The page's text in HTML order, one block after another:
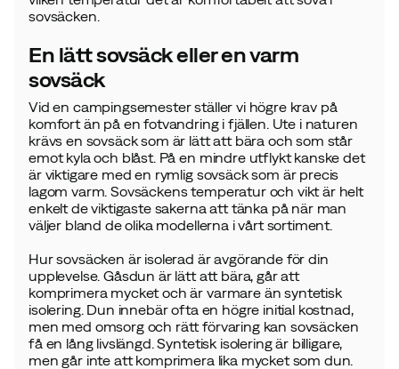
sovsäcken.
En lätt sovsäck eller en varm
sovsäck
Vid en campingsemester ställer vi högre krav på
komfort än på en fotvandring i fjällen. Ute i naturen
krävs en sovsäck som är lätt att bära och som står
emot kyla och blåst. På en mindre utflykt kanske det
är viktigare med en rymlig sovsäck som är precis
lagom varm. Sovsäckens temperatur och vikt är helt
enkelt de viktigaste sakerna att tänka på när man
väljer bland de olika modellerna i vårt sortiment.
Hur sovsäcken är isolerad är avgörande för din
upplevelse. Gåsdun är lätt att bära, går att
komprimera mycket och är varmare än syntetisk
isolering. Dun innebär ofta en högre initial kostnad,
men med omsorg och rätt förvaring kan sovsäcken
få en lång livslängd. Syntetisk isolering är billigare,
men går inte att komprimera lika mycket som dun.